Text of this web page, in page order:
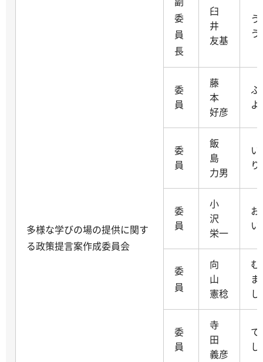
多様な学びの場の提供に関す
る政策提言案作成委員会
委
員
長
臼
井
友基
委
員
藤
本
好彦
委
員
飯
島
力男
委
員
小
沢
栄一
委
員
向
山
憲稔
む
し
委
員
寺
田
義彦